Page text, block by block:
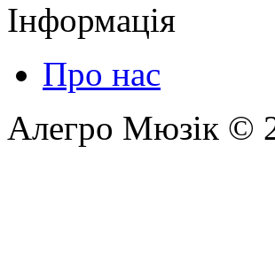
Інформація
Про нас
Алегро Мюзік ©